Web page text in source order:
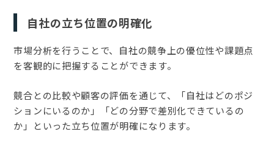
自社の立ち位置の明確化
市場分析を行うことで、自社の競争上の優位性や課題点
を客観的に把握することができます。
競合との比較や顧客の評価を通じて、「自社はどのポジ
ションにいるのか」「どの分野で差別化できているの
か」といった立ち位置が明確になります。